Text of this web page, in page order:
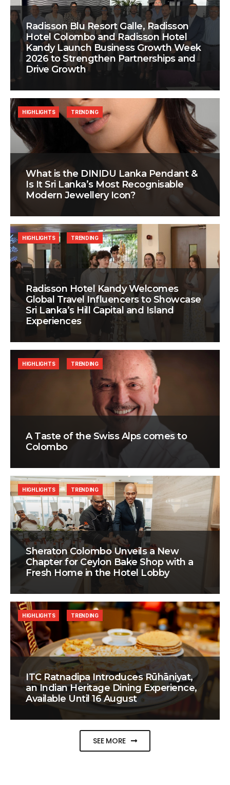
Radisson Blu Resort Galle, Radisson
Hotel Colombo and Radisson Hotel
Kandy Launch Business Growth Week
2026 to Strengthen Partnerships and
Drive Growth
What is the DINIDU Lanka Pendant &
Is It Sri Lanka’s Most Recognisable
Modern Jewellery Icon?
HIGHLIGHTS TRENDING
Radisson Hotel Kandy Welcomes
Global Travel Influencers to Showcase
Sri Lanka’s Hill Capital and Island
Experiences
HIGHLIGHTS TRENDING
A Taste of the Swiss Alps comes to
Colombo
HIGHLIGHTS TRENDING
Sheraton Colombo Unveils a New
Chapter for Ceylon Bake Shop with a
Fresh Home in the Hotel Lobby
HIGHLIGHTS TRENDING
ITC Ratnadipa Introduces Rūhāniyat,
an Indian Heritage Dining Experience,
Available Until 16 August
HIGHLIGHTS TRENDING
SEE MORE